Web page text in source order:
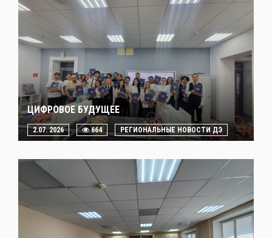
ЦИФРОВОЕ БУДУЩЕЕ
2.07. 2026 664 РЕГИОНАЛЬНЫЕ НОВОСТИ ДЭ